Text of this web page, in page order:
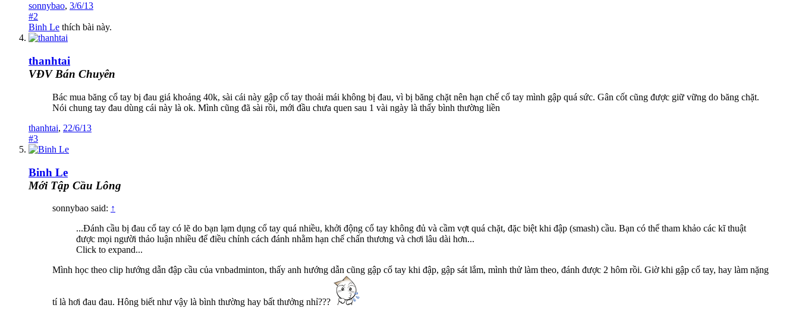
sonnybao, 3/6/13
#2
Binh Le thích bài này.
thanhtai
VĐV Bán Chuyên
Bác mua băng cổ tay bị đau giá khoảng 40k, sài cái này gập cổ tay thoải mái không bị đau, vì bị băng chặt nên hạn chế cổ tay mình gập quá sức. Gân cốt cũng được giữ vững do băng chặt.
Nói chung tay đau dùng cái này là ok. Mình cũng đã sài rồi, mới đầu chưa quen sau 1 vài ngày là thấy bình thường liền
thanhtai, 22/6/13
#3
Binh Le
Mới Tập Cầu Lông
sonnybao said: ↑
...Đánh cầu bị đau cổ tay có lẽ do bạn lạm dụng cổ tay quá nhiều, khởi động cổ tay không đủ và cầm vợt quá chặt, đặc biệt khi đập (smash) cầu. Bạn có thể tham khảo các kĩ thuật
được mọi người thảo luận nhiều để điều chỉnh cách đánh nhằm hạn chế chấn thương và chơi lâu dài hơn...
Click to expand...
Mình học theo clip hướng dẫn đập cầu của vnbadminton, thấy anh hướng dẫn cũng gập cổ tay khi đập, gập sát lắm, mình thử làm theo, đánh được 2 hôm rồi. Giờ khi gập cổ tay, hay làm nặng
tí là hơi đau đau. Hông biết như vậy là bình thường hay bất thưởng nhỉ???